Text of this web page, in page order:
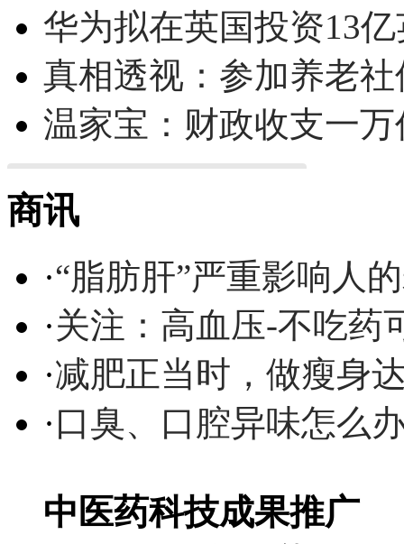
华为拟在英国投资13
真相透视：参加养老
温家宝：财政收支一
商讯
·“脂肪肝”严重影响人
·关注：高血压-不吃药
·减肥正当时，做瘦身
·口臭、口腔异味怎么
中医药科技成果推广